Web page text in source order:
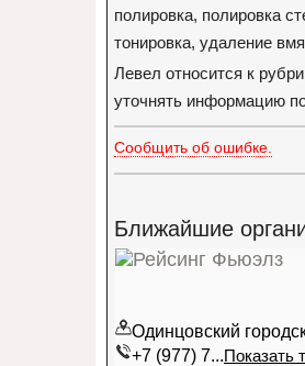
полировка, полировка
тонировка, удаление
Левел относится к
уточнять информацию
Сообщить об ошибке.
Ближайшие
Одинцовский
+7 (977) 7...Показать